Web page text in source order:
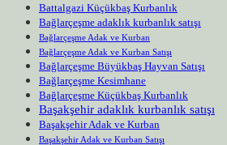
Battalgazi Küçükbaş Kurbanlık
Bağlarçeşme adaklık kurbanlık satışı
Bağlarçeşme Adak ve Kurban
Bağlarçeşme Adak ve Kurban Satışı
Bağlarçeşme Büyükbaş Hayvan Satışı
Bağlarçeşme Kesimhane
Bağlarçeşme Küçükbaş Kurbanlık
Başakşehir adaklık kurbanlık satışı
Başakşehir Adak ve Kurban
Başakşehir Adak ve Kurban Satışı